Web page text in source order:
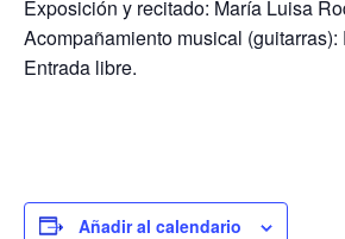
Exposición y recitado: María Luisa
Acompañamiento musical (guitarras):
Entrada libre.
Añadir al calendario